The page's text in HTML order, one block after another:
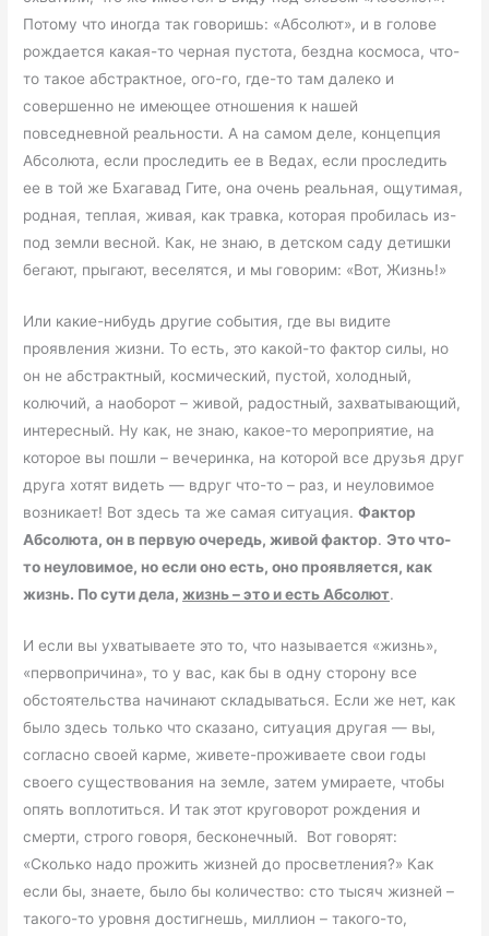
Потому что иногда так говоришь: «Абсолют», и в голове
рождается какая-то черная пустота, бездна космоса, что-
то такое абстрактное, ого-го, где-то там далеко и
совершенно не имеющее отношения к нашей
повседневной реальности. А на самом деле, концепция
Абсолюта, если проследить ее в Ведах, если проследить
ее в той же Бхагавад Гите, она очень реальная, ощутимая,
родная, теплая, живая, как травка, которая пробилась из-
под земли весной. Как, не знаю, в детском саду детишки
бегают, прыгают, веселятся, и мы говорим: «Вот, Жизнь!»
Или какие-нибудь другие события, где вы видите
проявления жизни. То есть, это какой-то фактор силы, но
он не абстрактный, космический, пустой, холодный,
колючий, а наоборот – живой, радостный, захватывающий,
интересный. Ну как, не знаю, какое-то мероприятие, на
которое вы пошли – вечеринка, на которой все друзья друг
друга хотят видеть — вдруг что-то – раз, и неуловимое
возникает! Вот здесь та же самая ситуация.Фактор
Абсолюта, он в первую очередь, живой фактор. Это что-
то неуловимое, но если оно есть, оно проявляется, как
жизнь. По сути дела,жизнь – это и есть Абсолют.
И если вы ухватываете это то, что называется «жизнь»,
«первопричина», то у вас, как бы в одну сторону все
обстоятельства начинают складываться. Если же нет, как
было здесь только что сказано, ситуация другая — вы,
согласно своей карме, живете-проживаете свои годы
своего существования на земле, затем умираете, чтобы
опять воплотиться. И так этот круговорот рождения и
смерти, строго говоря, бесконечный. Вот говорят:
«Сколько надо прожить жизней до просветления?» Как
если бы, знаете, было бы количество: сто тысяч жизней –
такого-то уровня достигнешь, миллион – такого-то,